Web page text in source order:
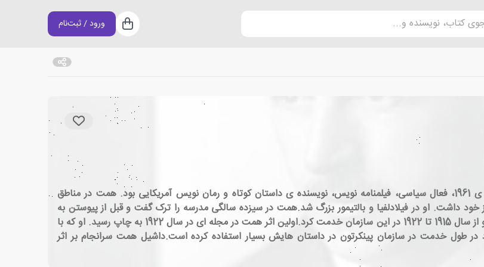
کتاب، نویسنده و... سبد خرید
ورود / ثبت‌نام
ساموئل داشیل همت، زاده ی 27 می 1894 و درگذشته ی 10 ژانویه ی 1961، فعال سیاسی، فیلمنامه نویس، نویسنده ی داستان کوتاه و رمان نویس آمریکایی بود. همت در مناطق
خود داشت. او در فیلادلفیا و بالتیمور بزرگ شد.همت در سیزده سالگی مدرسه را ترک گفت و قبل از پیوستن به
سازمان ملی کارآگاهان پینکرتون، شغل های مختلفی را امتحان کرد. او از سال 1915 تا 1922 در این سازمان خدمت کرد.اولین اثر همت در مجله ای در سال 1922 به چاپ رسید. او که با
خدمت در سازمان پینکرتون در داستان هایش بسیار استفاده کرده است.داشیل همت سرانجام بر اثر